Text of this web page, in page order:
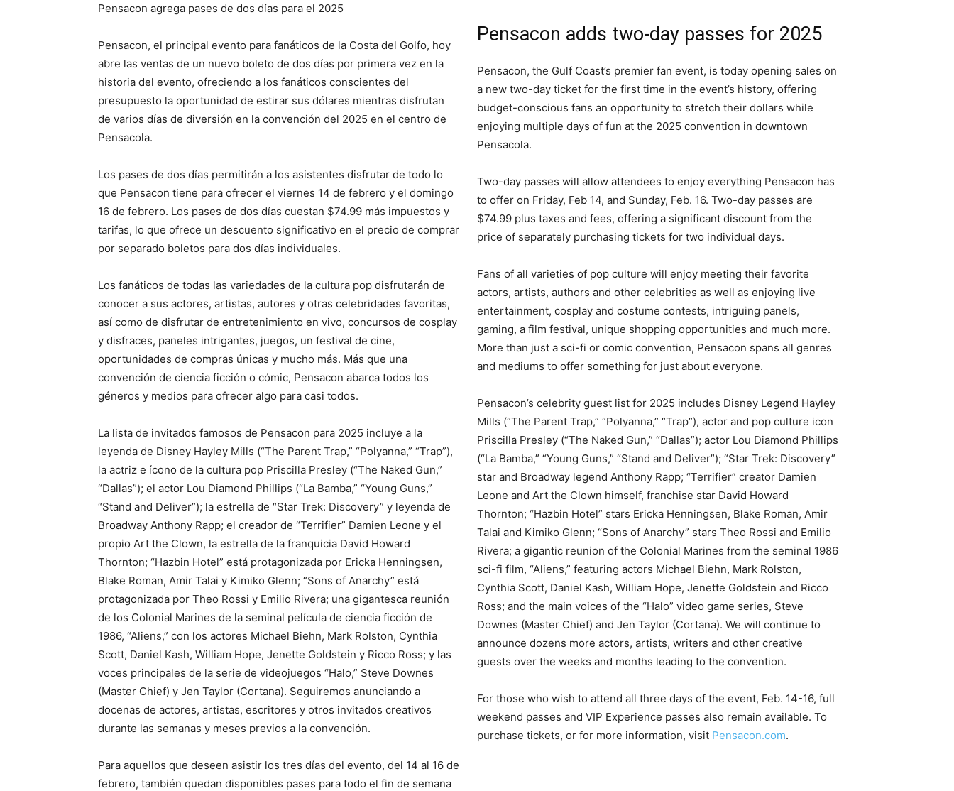
Pensacon agrega pases de dos días para el 2025
Pensacon, el principal evento para fanáticos de la Costa del Golfo, hoy
abre las ventas de un nuevo boleto de dos días por primera vez en la
historia del evento, ofreciendo a los fanáticos conscientes del
presupuesto la oportunidad de estirar sus dólares mientras disfrutan
de varios días de diversión en la convención del 2025 en el centro de
Pensacola.
Los pases de dos días permitirán a los asistentes disfrutar de todo lo
que Pensacon tiene para ofrecer el viernes 14 de febrero y el domingo
16 de febrero. Los pases de dos días cuestan $74.99 más impuestos y
tarifas, lo que ofrece un descuento significativo en el precio de comprar
por separado boletos para dos días individuales.
Los fanáticos de todas las variedades de la cultura pop disfrutarán de
conocer a sus actores, artistas, autores y otras celebridades favoritas,
así como de disfrutar de entretenimiento en vivo, concursos de cosplay
y disfraces, paneles intrigantes, juegos, un festival de cine,
oportunidades de compras únicas y mucho más. Más que una
convención de ciencia ficción o cómic, Pensacon abarca todos los
géneros y medios para ofrecer algo para casi todos.
La lista de invitados famosos de Pensacon para 2025 incluye a la
leyenda de Disney Hayley Mills (“The Parent Trap,” “Polyanna,” “Trap”),
la actriz e ícono de la cultura pop Priscilla Presley (“The Naked Gun,”
“Dallas”); el actor Lou Diamond Phillips (“La Bamba,” “Young Guns,”
“Stand and Deliver”); la estrella de “Star Trek: Discovery” y leyenda de
Broadway Anthony Rapp; el creador de “Terrifier” Damien Leone y el
propio Art the Clown, la estrella de la franquicia David Howard
Thornton; “Hazbin Hotel” está protagonizada por Ericka Henningsen,
Blake Roman, Amir Talai y Kimiko Glenn; “Sons of Anarchy” está
protagonizada por Theo Rossi y Emilio Rivera; una gigantesca reunión
de los Colonial Marines de la seminal película de ciencia ficción de
1986, “Aliens,” con los actores Michael Biehn, Mark Rolston, Cynthia
Scott, Daniel Kash, William Hope, Jenette Goldstein y Ricco Ross; y las
voces principales de la serie de videojuegos “Halo,” Steve Downes
(Master Chief) y Jen Taylor (Cortana). Seguiremos anunciando a
docenas de actores, artistas, escritores y otros invitados creativos
durante las semanas y meses previos a la convención.
Para aquellos que deseen asistir los tres días del evento, del 14 al 16 de
febrero, también quedan disponibles pases para todo el fin de semana
Pensacon adds two-day passes for 2025
Pensacon, the Gulf Coast’s premier fan event, is today opening sales on
a new two-day ticket for the first time in the event’s history, offering
budget-conscious fans an opportunity to stretch their dollars while
enjoying multiple days of fun at the 2025 convention in downtown
Pensacola.
Two-day passes will allow attendees to enjoy everything Pensacon has
to offer on Friday, Feb 14, and Sunday, Feb. 16. Two-day passes are
$74.99 plus taxes and fees, offering a significant discount from the
price of separately purchasing tickets for two individual days.
Fans of all varieties of pop culture will enjoy meeting their favorite
actors, artists, authors and other celebrities as well as enjoying live
entertainment, cosplay and costume contests, intriguing panels,
gaming, a film festival, unique shopping opportunities and much more.
More than just a sci-fi or comic convention, Pensacon spans all genres
and mediums to offer something for just about everyone.
Pensacon’s celebrity guest list for 2025 includes Disney Legend Hayley
Mills (“The Parent Trap,” “Polyanna,” “Trap”), actor and pop culture icon
Priscilla Presley (“The Naked Gun,” “Dallas”); actor Lou Diamond Phillips
(“La Bamba,” “Young Guns,” “Stand and Deliver”); “Star Trek: Discovery”
star and Broadway legend Anthony Rapp; “Terrifier” creator Damien
Leone and Art the Clown himself, franchise star David Howard
Thornton; “Hazbin Hotel” stars Ericka Henningsen, Blake Roman, Amir
Talai and Kimiko Glenn; “Sons of Anarchy” stars Theo Rossi and Emilio
Rivera; a gigantic reunion of the Colonial Marines from the seminal 1986
sci-fi film, “Aliens,” featuring actors Michael Biehn, Mark Rolston,
Cynthia Scott, Daniel Kash, William Hope, Jenette Goldstein and Ricco
Ross; and the main voices of the “Halo” video game series, Steve
Downes (Master Chief) and Jen Taylor (Cortana). We will continue to
announce dozens more actors, artists, writers and other creative
guests over the weeks and months leading to the convention.
For those who wish to attend all three days of the event, Feb. 14-16, full
weekend passes and VIP Experience passes also remain available. To
purchase tickets, or for more information, visit Pensacon.com.